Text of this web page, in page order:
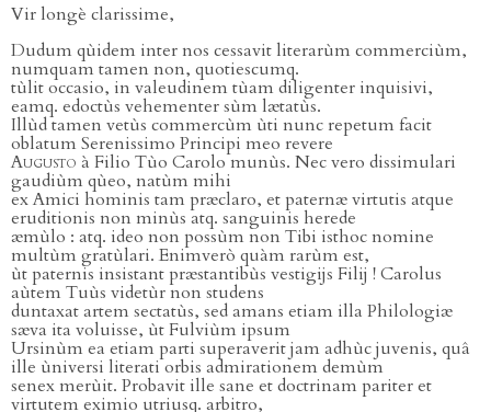
Vir longè clarissime,
Dudum qùidem inter nos cessavit literarùm commerciùm,
numquam tamen non, quotiescumq.
tùlit occasio, in valeudinem tùam diligenter inquisivi,
eamq. edoctùs vehementer sùm lætatùs.
Illùd tamen vetùs commercùm ùti nunc repetum facit
oblatum Serenissimo Principi meo revere
Augusto à Filio Tùo Carolo munùs. Nec vero dissimulari
gaudiùm qùeo, natùm mihi
ex Amici hominis tam præclaro, et paternæ virtutis atque
eruditionis non minùs atq. sanguinis herede
æmùlo : atq. ideo non possùm non Tibi isthoc nomine
multùm gratùlari. Enimverò quàm rarùm est,
ùt paternis insistant præstantibùs vestigijs Filij ! Carolus
aùtem Tuùs videtùr non studens
duntaxat artem sectatùs, sed amans etiam illa Philologiæ
sæva ita voluisse, ùt Fulviùm ipsum
Ursinùm ea etiam parti superaverit jam adhùc juvenis, quâ
ille ùniversi literati orbis admirationem demùm
senex merùit. Probavit ille sane et doctrinam pariter et
virtutem eximio utriusq. arbitro,